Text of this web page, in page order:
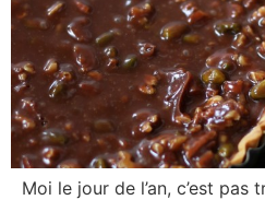
Moi le jour de l’an, c’est